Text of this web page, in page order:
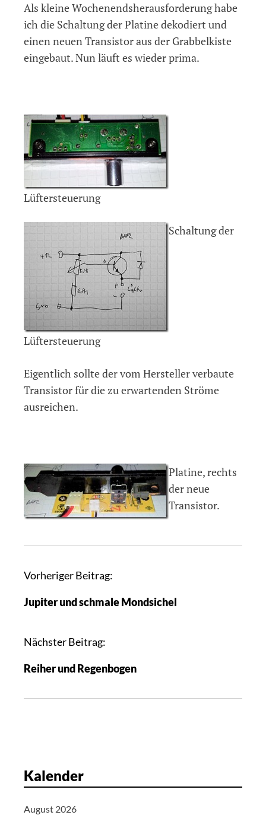
Als kleine Wochenendsherausforderung habe
ich die Schaltung der Platine dekodiert und
einen neuen Transistor aus der Grabbelkiste
eingebaut. Nun läuft es wieder prima.
Lüftersteuerung
Schaltung der
Lüftersteuerung
Eigentlich sollte der vom Hersteller verbaute
Transistor für die zu erwartenden Ströme
ausreichen.
Platine, rechts
der neue
Transistor.
B
i
r
g
n
a
Vorheriger Beitrag:
Jupiter und schmale Mondsichel
Nächster Beitrag:
Reiher und Regenbogen
Kalender
August 2026